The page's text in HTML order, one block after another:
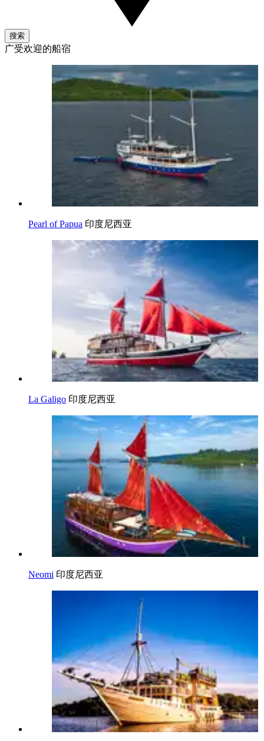
搜索
广受欢迎的船宿
Pearl of Papua 印度尼西亚
La Galigo 印度尼西亚
Neomi 印度尼西亚